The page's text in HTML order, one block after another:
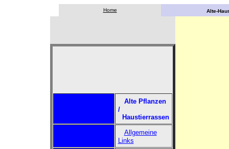
Home Alte-
Alte Pflanzen
/
Haustierrassen
Allgemeine
Links